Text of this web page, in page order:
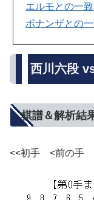
エルモとの一
ボナンザとの
西川六段
棋譜＆解析結
<<初手 <前の手